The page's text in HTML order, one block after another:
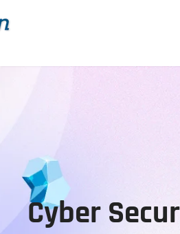
Cyber